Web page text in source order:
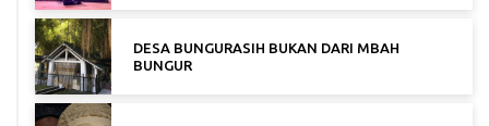
DESA BUNGURASIH BUKAN DARI MBAH
BUNGUR